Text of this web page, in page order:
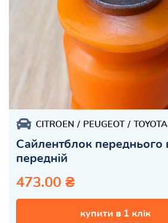
CITROEN PEUGEOT TOYOTA
Сайлентблок переднього
передній
473.00 ₴
купити в 1 клік